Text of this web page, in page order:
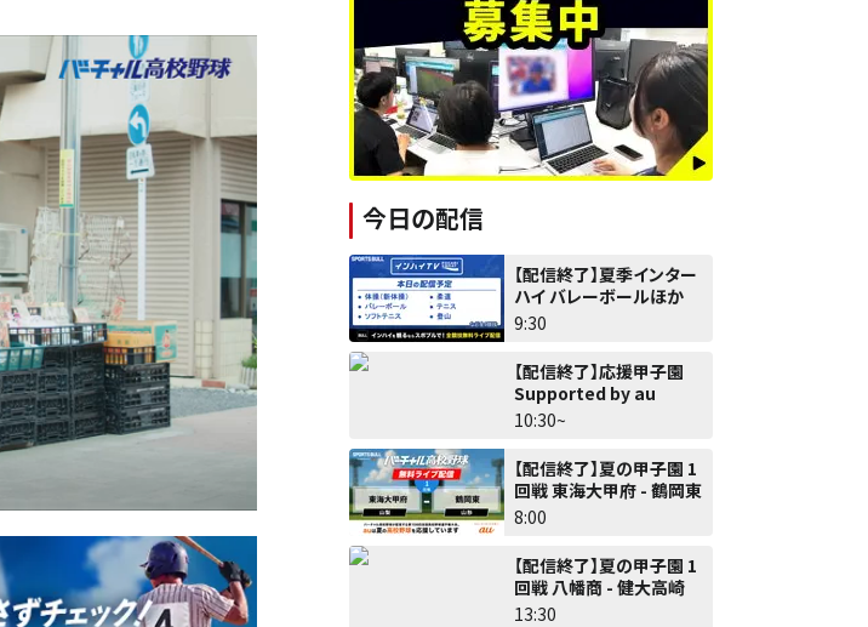
今日の配信
【配信終了】夏季インター
ハイ バレーボールほか
9:30
【配信終了】応援甲子園
Supported by au
10:30~
【配信終了】夏の甲子園 1
回戦 東海大甲府 - 鶴岡東
8:00
【配信終了】夏の甲子園 1
回戦 八幡商 - 健大高崎
13:30